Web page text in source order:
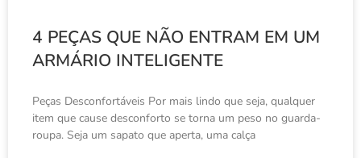
4 PEÇAS QUE NÃO ENTRAM EM UM
ARMÁRIO INTELIGENTE
Peças Desconfortáveis ​​Por mais lindo que seja, qualquer
item que cause desconforto se torna um peso no guarda-
roupa. Seja um sapato que aperta, uma calça